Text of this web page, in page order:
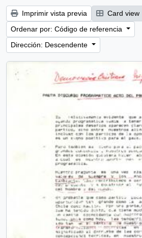
Imprimir vista previa Card view
Ordenar por: Código de referencia
Dirección: Descendente